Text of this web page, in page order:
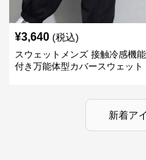
¥3,640 (税込)
スウェットメンズ 接触冷感機能
付き万能体型カバースウェット
新着ア